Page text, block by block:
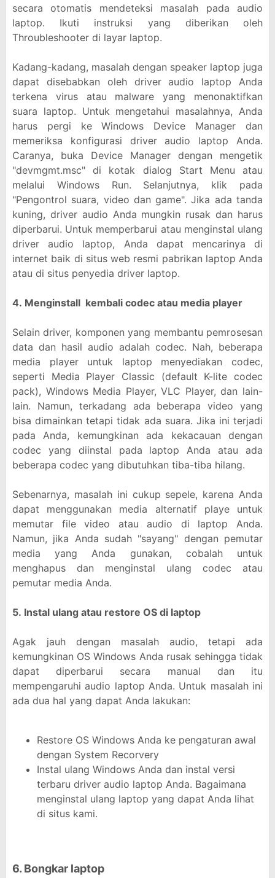
secara otomatis mendeteksi masalah pada audio
laptop. Ikuti instruksi yang diberikan oleh
Throubleshooter di layar laptop.
Kadang-kadang, masalah dengan speaker laptop juga
dapat disebabkan oleh driver audio laptop Anda
terkena virus atau malware yang menonaktifkan
suara laptop. Untuk mengetahui masalahnya, Anda
harus pergi ke Windows Device Manager dan
memeriksa konfigurasi driver audio laptop Anda.
Caranya, buka Device Manager dengan mengetik
"devmgmt.msc" di kotak dialog Start Menu atau
melalui Windows Run. Selanjutnya, klik pada
"Pengontrol suara, video dan game". Jika ada tanda
kuning, driver audio Anda mungkin rusak dan harus
diperbarui. Untuk memperbarui atau menginstal ulang
driver audio laptop, Anda dapat mencarinya di
internet baik di situs web resmi pabrikan laptop Anda
atau di situs penyedia driver laptop.
4. Menginstall kembali codec atau media player
Selain driver, komponen yang membantu pemrosesan
data dan hasil audio adalah codec. Nah, beberapa
media player untuk laptop menyediakan codec,
seperti Media Player Classic (default K-lite codec
pack), Windows Media Player, VLC Player, dan lain-
lain. Namun, terkadang ada beberapa video yang
bisa dimainkan tetapi tidak ada suara. Jika ini terjadi
pada Anda, kemungkinan ada kekacauan dengan
codec yang diinstal pada laptop Anda atau ada
beberapa codec yang dibutuhkan tiba-tiba hilang.
Sebenarnya, masalah ini cukup sepele, karena Anda
dapat menggunakan media alternatif playe untuk
memutar file video atau audio di laptop Anda.
Namun, jika Anda sudah "sayang" dengan pemutar
media yang Anda gunakan, cobalah untuk
menghapus dan menginstal ulang codec atau
pemutar media Anda.
5. Instal ulang atau restore OS di laptop
Agak jauh dengan masalah audio, tetapi ada
kemungkinan OS Windows Anda rusak sehingga tidak
dapat diperbarui secara manual dan itu
mempengaruhi audio laptop Anda. Untuk masalah ini
ada dua hal yang dapat Anda lakukan:
Restore OS Windows Anda ke pengaturan awal
dengan System Recorvery
Instal ulang Windows Anda dan instal versi
terbaru driver audio laptop Anda. Bagaimana
menginstal ulang laptop yang dapat Anda lihat
di situs kami.
6. Bongkar laptop